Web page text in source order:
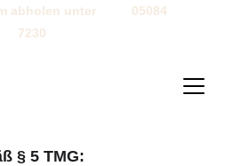
abholen unter          05084
7230
§ 5 TMG: